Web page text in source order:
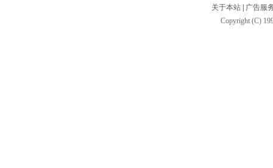
关于本站
广告服
Copyright (C)